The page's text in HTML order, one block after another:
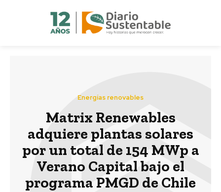
Energías renovables
Matrix Renewables
adquiere plantas solares
por un total de 154 MWp a
Verano Capital bajo el
programa PMGD de Chile